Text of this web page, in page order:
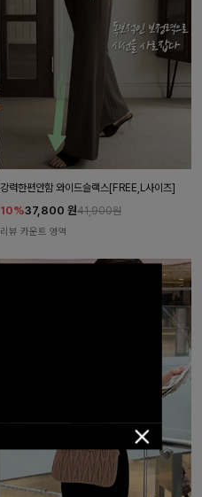
강력한편안함 와이드슬랙스[FREE,L사이즈]
10%37,800 원41,900원
리뷰 카운트 영역